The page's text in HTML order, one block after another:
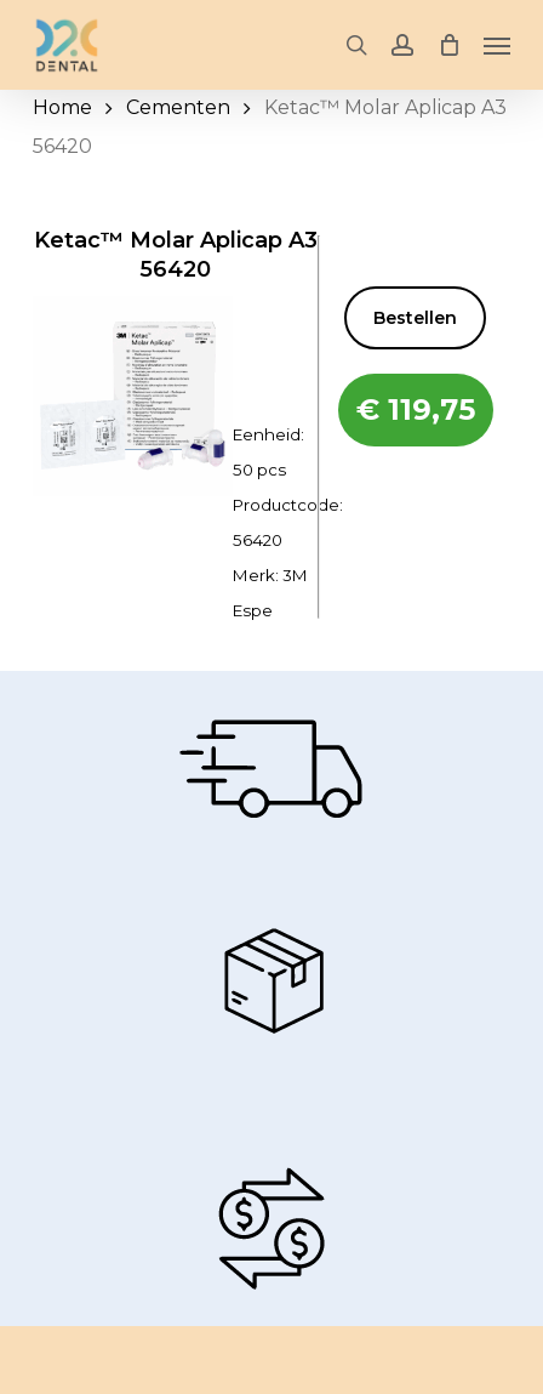
Skip
main
content
searchaccount
Home Cementen
Ketac™ Molar Aplicap A3
56420
Ketac™ Molar Aplicap A3
56420
Eenheid:
50 pcs
Productcode:
56420
Merk: 3M
Espe
Bestellen
€119,75